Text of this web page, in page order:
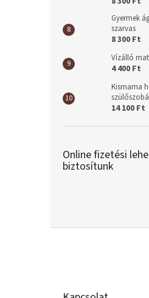
Gyermek
szarvas
8 300 Ft
Vízálló
4 400 Ft
Kismama
14 100 Ft
Online fizetési
biztosítunk